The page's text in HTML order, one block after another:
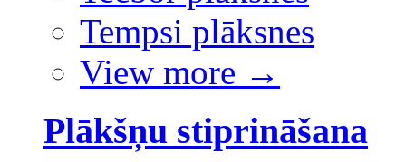
Tempsi plāksnes
View more →
Plākšņu stiprināšana